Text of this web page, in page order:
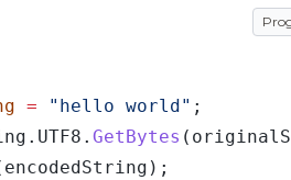
= "hello world"
GetBytes